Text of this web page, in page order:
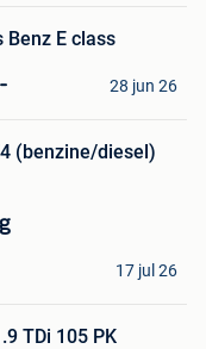
Benz E class
28 jun 26
(benzine/diesel)
17 jul 26
TDi 105 PK